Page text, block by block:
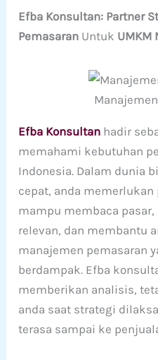
Efba Konsultan: Partner
Pemasaran Untuk UMKM
Efba Konsultan hadir
memahami kebutuhan
Indonesia. Dalam dunia
cepat, anda
mampu membaca
relevan, dan membantu
manajemen pemasaran
berdampak. Efba
memberikan analisis,
anda saat strategi
terasa sampai ke